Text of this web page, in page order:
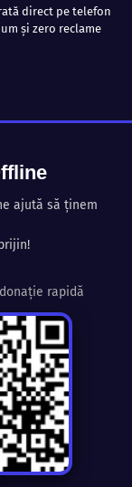
direct pe telefon
și zero reclame
ajută să ținem
rapidă